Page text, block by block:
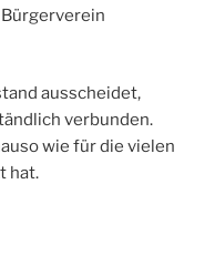
ausscheidet,
verbunden.
wie für die vielen
hat.